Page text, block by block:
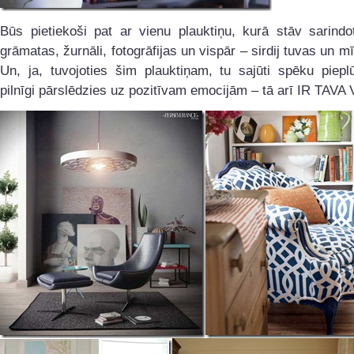
Būs pietiekoši pat ar vienu plauktiņu, kurā stāv
grāmatas, žurnāli, fotogrāfijas un vispār – sirdij tuvas un
Un, ja, tuvojoties šim plauktiņam, tu sajūti spēku
pilnīgi pārslēdzies uz pozitīvam emocijām – tā arī IR TAVA